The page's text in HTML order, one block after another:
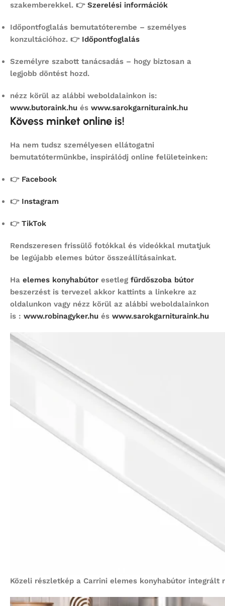
szakemberekkel. 👉 Szerelési információk
Időpontfoglalás bemutatóterembe – személyes
konzultációhoz. 👉 Időpontfoglalás
Személyre szabott tanácsadás – hogy biztosan a
legjobb döntést hozd.
nézz körül az alábbi weboldalainkon is:
www.butoraink.hu és www.sarokgarnituraink.hu
Kövess minket online is!
Ha nem tudsz személyesen ellátogatni
bemutatótermünkbe, inspirálódj online felületeinken:
👉 Facebook
👉 Instagram
👉 TikTok
Rendszeresen frissülő fotókkal és videókkal mutatjuk
be legújabb elemes bútor összeállításainkat.
Ha elemes konyhabútor esetleg fürdőszoba bútor
beszerzést is tervezel akkor kattints a linkekre az
oldalunkon vagy nézz körül az alábbi weboldalainkon
is : www.robinagyker.hu és www.sarokgarnituraink.hu
Közeli részletkép a Carrini elemes konyhabútor integrált